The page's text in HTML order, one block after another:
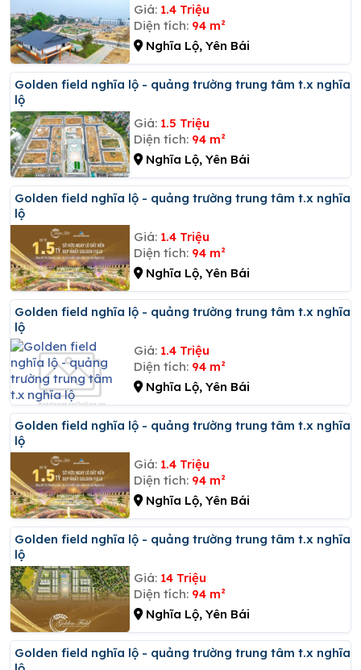
Giá: 1.4 Triệu
Diện tích: 94 m²
Nghĩa Lộ, Yên Bái
Golden field nghĩa lộ - quảng trường trung tâm t.x nghĩa
lộ
Giá: 1.5 Triệu
Diện tích: 94 m²
Nghĩa Lộ, Yên Bái
Golden field nghĩa lộ - quảng trường trung tâm t.x nghĩa
lộ
Giá: 1.4 Triệu
Diện tích: 94 m²
Nghĩa Lộ, Yên Bái
Golden field nghĩa lộ - quảng trường trung tâm t.x nghĩa
lộ
Giá: 1.4 Triệu
Diện tích: 94 m²
Nghĩa Lộ, Yên Bái
Golden field nghĩa lộ - quảng trường trung tâm t.x nghĩa
lộ
Giá: 1.4 Triệu
Diện tích: 94 m²
Nghĩa Lộ, Yên Bái
Golden field nghĩa lộ - quảng trường trung tâm t.x nghĩa
lộ
Giá: 14 Triệu
Diện tích: 94 m²
Nghĩa Lộ, Yên Bái
Golden field nghĩa lộ - quảng trường trung tâm t.x nghĩa